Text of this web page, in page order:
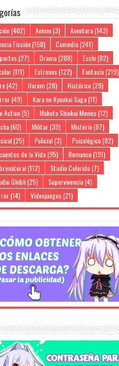
(402) Anime(3) Aventura(143)
Ficción(158) Comedia(241)
(27) Drama(288) Ecchi(82)
(111) Estrenos(122) Fantasía(219)
(42) Harem(28) Histórico(29)
(49) Kara no Kyoukai Saga(11)
Action(5) Makoto Shinkai Movies(12)
(60) Militar(39) Misterio(87)
(25) Policial(3) Psicológico(82)
de la Vida(95) Romance(191)
(112) Studio Colorido(7)
Ghibli(25) Supervivencia(4)
(14) Videojuegos(21)